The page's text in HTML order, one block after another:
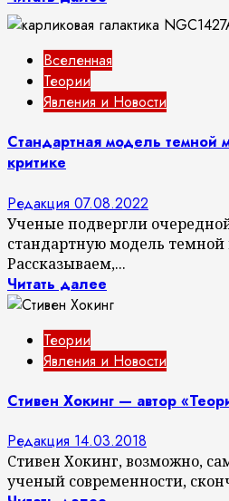
Вселенная
Теории
Явления и Новости
Стандартная модель темной
критике
Редакция 07.08.2022
Ученые подвергли
стандартную модель темной
Рассказываем,...
Читать далее
Теории
Явления и Новости
Cтивен Хокинг — автор
Редакция 14.03.2018
Cтивен Хокинг, возможно,
ученый современности,